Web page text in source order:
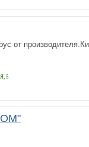
брус от
5